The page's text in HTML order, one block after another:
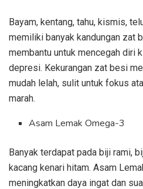
Bayam, kentang, tahu, kismis,
memiliki banyak kandungan zat
membantu untuk mencegah diri
depresi. Kekurangan zat besi
mudah lelah, sulit untuk fokus
marah.
Asam Lemak Omega-3
Banyak terdapat pada biji rami,
kacang kenari hitam. Asam
meningkatkan daya ingat dan